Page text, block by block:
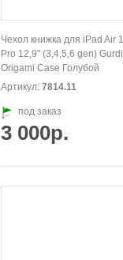
Чехол книжка для iPad Air
Pro 12,9" (3,4,5,6 gen)
Origami Case Голубой
Артикул: 7814.11
под заказ
3 000р.